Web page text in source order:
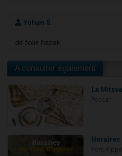
Yohan S.
de folie hazak
A consulter également
La
Horaires